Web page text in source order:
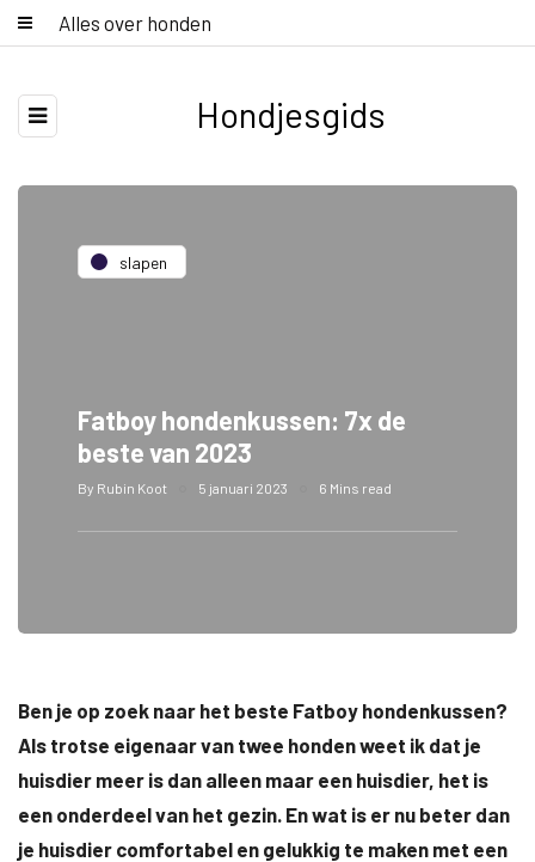
Alles over honden
Hondjesgids
slapen
Fatboy hondenkussen: 7x de
beste van 2023
By Rubin Koot 5 januari 2023 6 Mins read
Ben je op zoek naar het beste Fatboy hondenkussen?
Als trotse eigenaar van twee honden weet ik dat je
huisdier meer is dan alleen maar een huisdier, het is
een onderdeel van het gezin. En wat is er nu beter dan
je huisdier comfortabel en gelukkig te maken met een